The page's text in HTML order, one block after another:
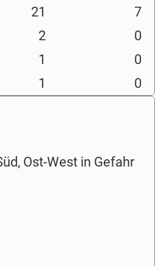
21
7
2
0
1
0
1 0
Ost-West in Gefahr